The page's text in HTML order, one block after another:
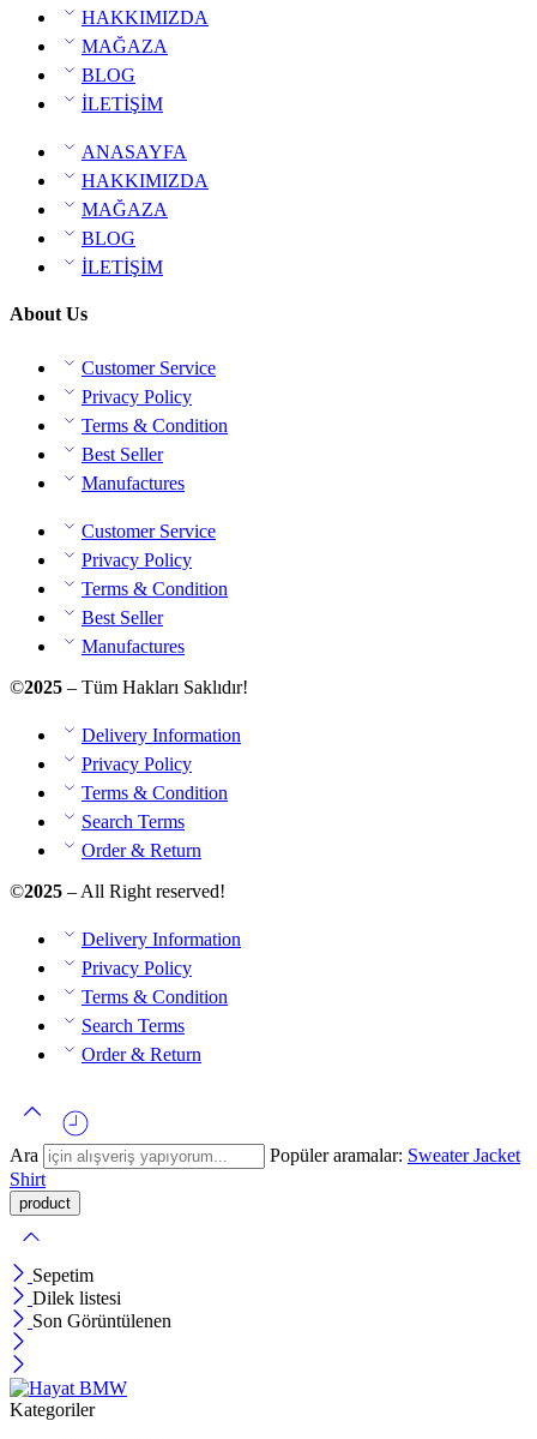
HAKKIMIZDA
MAĞAZA
BLOG
İLETİŞİM
ANASAYFA
HAKKIMIZDA
MAĞAZA
BLOG
İLETİŞİM
About Us
Customer Service
Privacy Policy
Terms & Condition
Best Seller
Manufactures
Customer Service
Privacy Policy
Terms & Condition
Best Seller
Manufactures
©2025 – Tüm Hakları Saklıdır!
Delivery Information
Privacy Policy
Terms & Condition
Search Terms
Order & Return
©2025 – All Right reserved!
Delivery Information
Privacy Policy
Terms & Condition
Search Terms
Order & Return
Ara Popüler aramalar: SweaterJacket
Shirt
Sepetim
Dilek listesi
Son Görüntülenen
Kategoriler